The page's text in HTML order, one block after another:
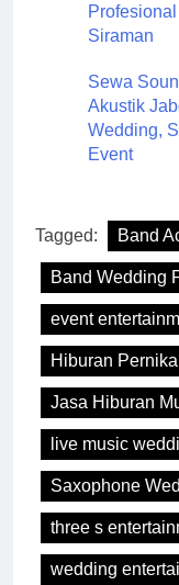
Siraman
Sewa
Akustik
Wedding,
Event
Tagged: Band
Band Wedding
event
Hiburan
Jasa Hiburan
live music
Saxophone
three s
wedding